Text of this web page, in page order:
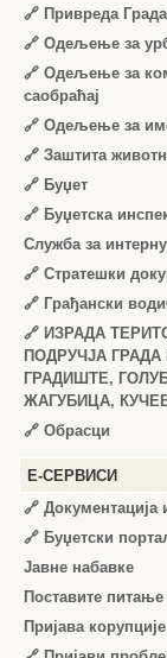
🔗 Привреда
🔗 Одељење за
🔗 Одељење за
саобраћај
🔗 Одељење за
🔗 Заштита
🔗 Буџет
🔗 Буџетска
Служба за
🔗 Стратешки
🔗 Грађански
🔗 ИЗРАДА
ПОДРУЧЈА
ГРАДИШТЕ,
ЖАГУБИЦА,
🔗 Обрасци
Е-СЕРВИСИ
🔗
🔗 Буџетски
Јавне набавке
Поставите питање
Пријава корупције